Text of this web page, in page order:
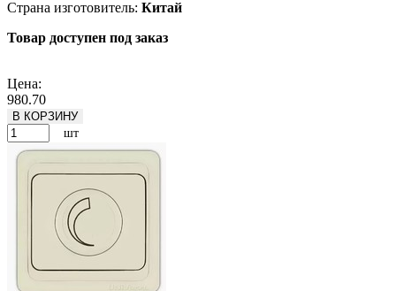
Страна изготовитель: Китай
Товар доступен под заказ
Цена:
980.70
В КОРЗИНУ
шт